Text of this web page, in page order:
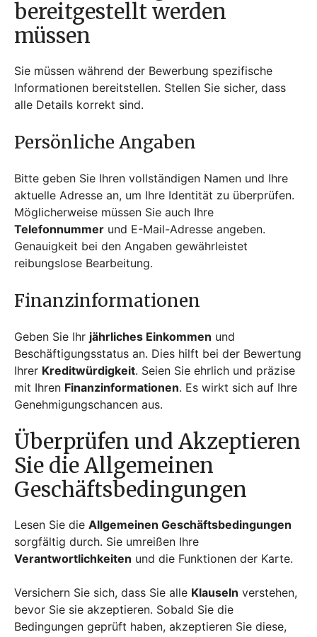
bereitgestellt werden
müssen
Sie müssen während der Bewerbung spezifische
Informationen bereitstellen. Stellen Sie sicher, dass
alle Details korrekt sind.
Persönliche Angaben
Bitte geben Sie Ihren vollständigen Namen und Ihre
aktuelle Adresse an, um Ihre Identität zu überprüfen.
Möglicherweise müssen Sie auch Ihre
Telefonnummer und E-Mail-Adresse angeben.
Genauigkeit bei den Angaben gewährleistet
reibungslose Bearbeitung.
Finanzinformationen
Geben Sie Ihr jährliches Einkommen und
Beschäftigungsstatus an. Dies hilft bei der Bewertung
Ihrer Kreditwürdigkeit. Seien Sie ehrlich und präzise
mit Ihren Finanzinformationen. Es wirkt sich auf Ihre
Genehmigungschancen aus.
Überprüfen und Akzeptieren
Sie die Allgemeinen
Geschäftsbedingungen
Lesen Sie die Allgemeinen Geschäftsbedingungen
sorgfältig durch. Sie umreißen Ihre
Verantwortlichkeiten und die Funktionen der Karte.
Versichern Sie sich, dass Sie alle Klauseln verstehen,
bevor Sie sie akzeptieren. Sobald Sie die
Bedingungen geprüft haben, akzeptieren Sie diese,